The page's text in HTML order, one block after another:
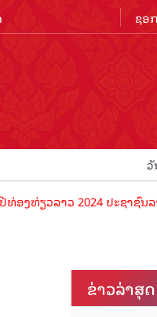
ວັ
ລາວ 2024 ປະຊາຊົນລາວທຸ
ຂ່າວ​ລ່າ​ສຸດ